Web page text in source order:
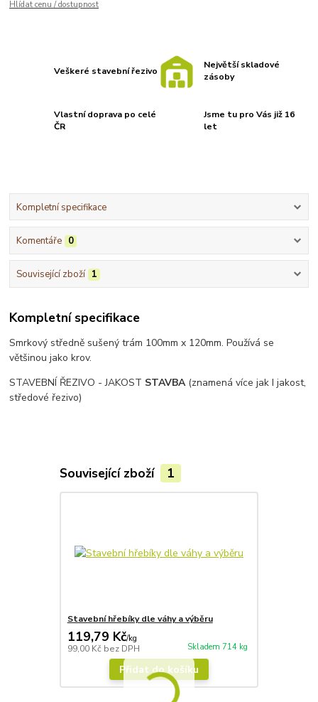
Hlídat cenu / dostupnost
Veškeré stavební řezivo
Největší skladové
zásoby
Vlastní doprava po celé
ČR
Jsme tu pro Vás již 16
let
Kompletní specifikace
Komentáře 0
Související zboží 1
Kompletní specifikace
Smrkový středně sušený trám 100mm x 120mm. Používá se
většinou jako krov.
STAVEBNÍ ŘEZIVO - JAKOST STAVBA (znamená více jak I jakost,
středové řezivo)
Související zboží 1
Stavební hřebíky dle váhy a výběru
119,79 Kč/kg
99,00 Kč bez DPH Skladem 714 kg
Přidat do košíku